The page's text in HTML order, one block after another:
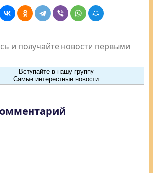
и получайте новости первыми
Вступайте в нашу группу
Самые интерестные новости